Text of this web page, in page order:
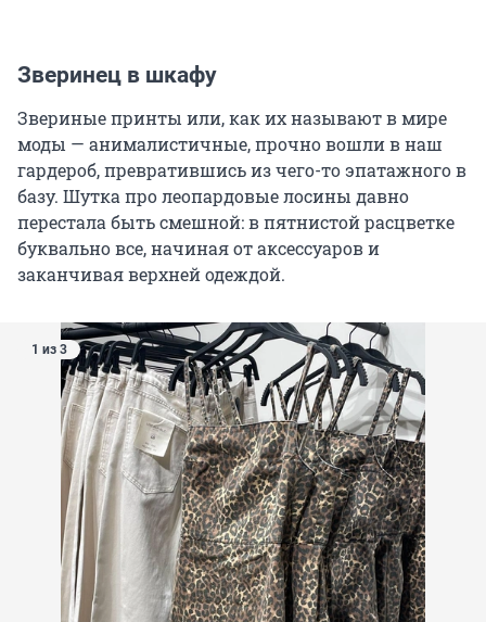
Зверинец в шкафу
Звериные принты или, как их называют в мире
моды — анималистичные, прочно вошли в наш
гардероб, превратившись из чего-то эпатажного в
базу. Шутка про леопардовые лосины давно
перестала быть смешной: в пятнистой расцветке
буквально все, начиная от аксессуаров и
заканчивая верхней одеждой.
1 из 3